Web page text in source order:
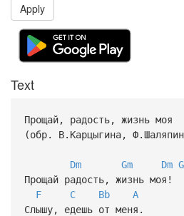
Apply
Text
Прощай, радость, жизнь моя
(обр. В.Карцыгина,
Dm Gm Dm
Прощай радость, жизнь моя!
F
C Bb
A
Слышу, едешь от меня.